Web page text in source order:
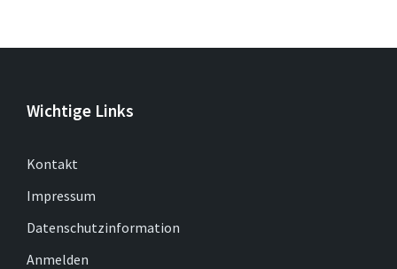
Wichtige Links
Kontakt
Impressum
Datenschutzinformation
Anmelden